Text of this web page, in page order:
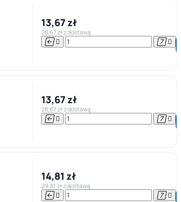
13,67 zł
28,67 zł z dostawą
   
13,67 zł
28,67 zł z dostawą
   
14,81 zł
29,81 zł z dostawą
   